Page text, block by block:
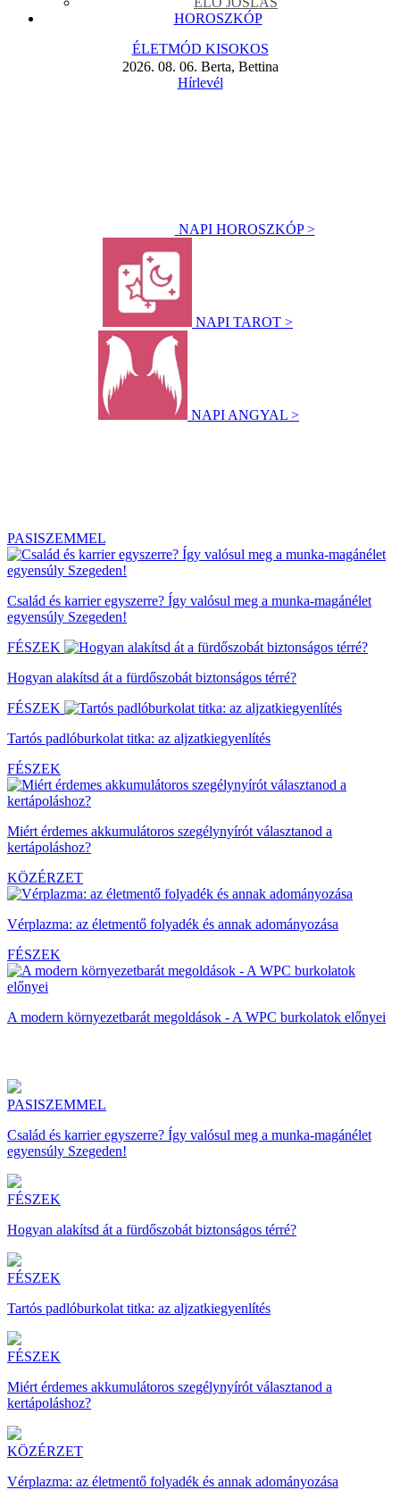
HOROSZKÓP
ÉLETMÓD KISOKOS
2026. 08. 06. Berta, Bettina
Hírlevél
NAPI HOROSZKÓP >
NAPI TAROT >
NAPI ANGYAL >
PASISZEMMEL
Család és karrier egyszerre? Így valósul meg a munka-magánélet
egyensúly Szegeden!
FÉSZEK
Hogyan alakítsd át a fürdőszobát biztonságos térré?
FÉSZEK
Tartós padlóburkolat titka: az aljzatkiegyenlítés
FÉSZEK
Miért érdemes akkumulátoros szegélynyírót választanod a
kertápoláshoz?
KÖZÉRZET
Vérplazma: az életmentő folyadék és annak adományozása
FÉSZEK
A modern környezetbarát megoldások - A WPC burkolatok előnyei
PASISZEMMEL
Család és karrier egyszerre? Így valósul meg a munka-magánélet
egyensúly Szegeden!
FÉSZEK
Hogyan alakítsd át a fürdőszobát biztonságos térré?
FÉSZEK
Tartós padlóburkolat titka: az aljzatkiegyenlítés
FÉSZEK
Miért érdemes akkumulátoros szegélynyírót választanod a
kertápoláshoz?
KÖZÉRZET
Vérplazma: az életmentő folyadék és annak adományozása